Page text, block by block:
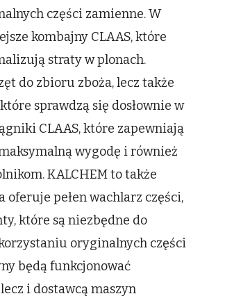
części zamienne. W
kombajny CLAAS, które
straty w plonach.
do zbioru zboża, lecz także
sprawdzą się dosłownie w
CLAAS, które zapewniają
wygodę i również
KALCHEM to także
pełen wachlarz części,
które są niezbędne do
oryginalnych części
będą funkcjonować
i dostawcą maszyn